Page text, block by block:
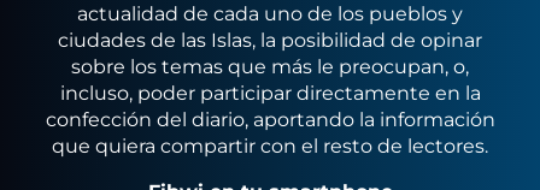
actualidad de cada uno de los pueblos y
ciudades de las Islas, la posibilidad de opinar
sobre los temas que más le preocupan, o,
incluso, poder participar directamente en la
confección del diario, aportando la información
que quiera compartir con el resto de lectores.